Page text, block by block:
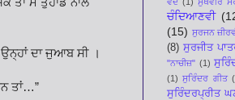
ਦਾ ਜੁਆਬ ਸੀ ।
ਤਾਂ…”
ਚੰਦਿਆਣਵੀ
(15) ਸੁਰਜਨ
(8) ਸੁਰਜੀਤ
"ਨਾਚੀਜ਼" (1)
(1) ਸੁਰਿੰਦਰ ਗੀਤ
ਸੁਰਿੰਦਰਪ੍ਰੀਤ